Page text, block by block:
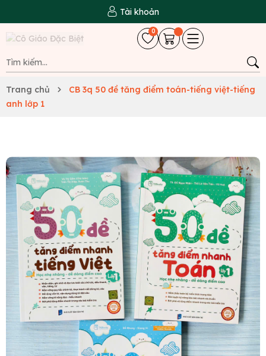
Tài khoản
0
Trang chủ
CB 3q 50 đề tăng điểm toán-tiếng việt-tiếng
anh lớp 1